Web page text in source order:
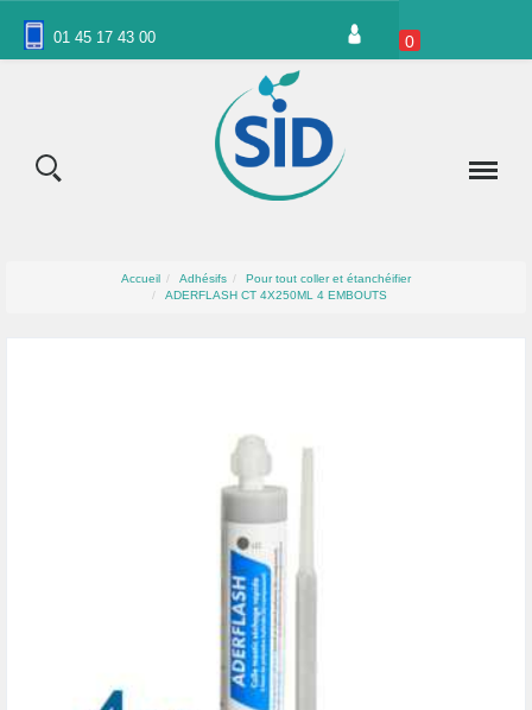
01 45 17 43 00 0
Accueil Adhésifs
Pour tout coller et étanchéifier
ADERFLASH CT 4X250ML 4 EMBOUTS